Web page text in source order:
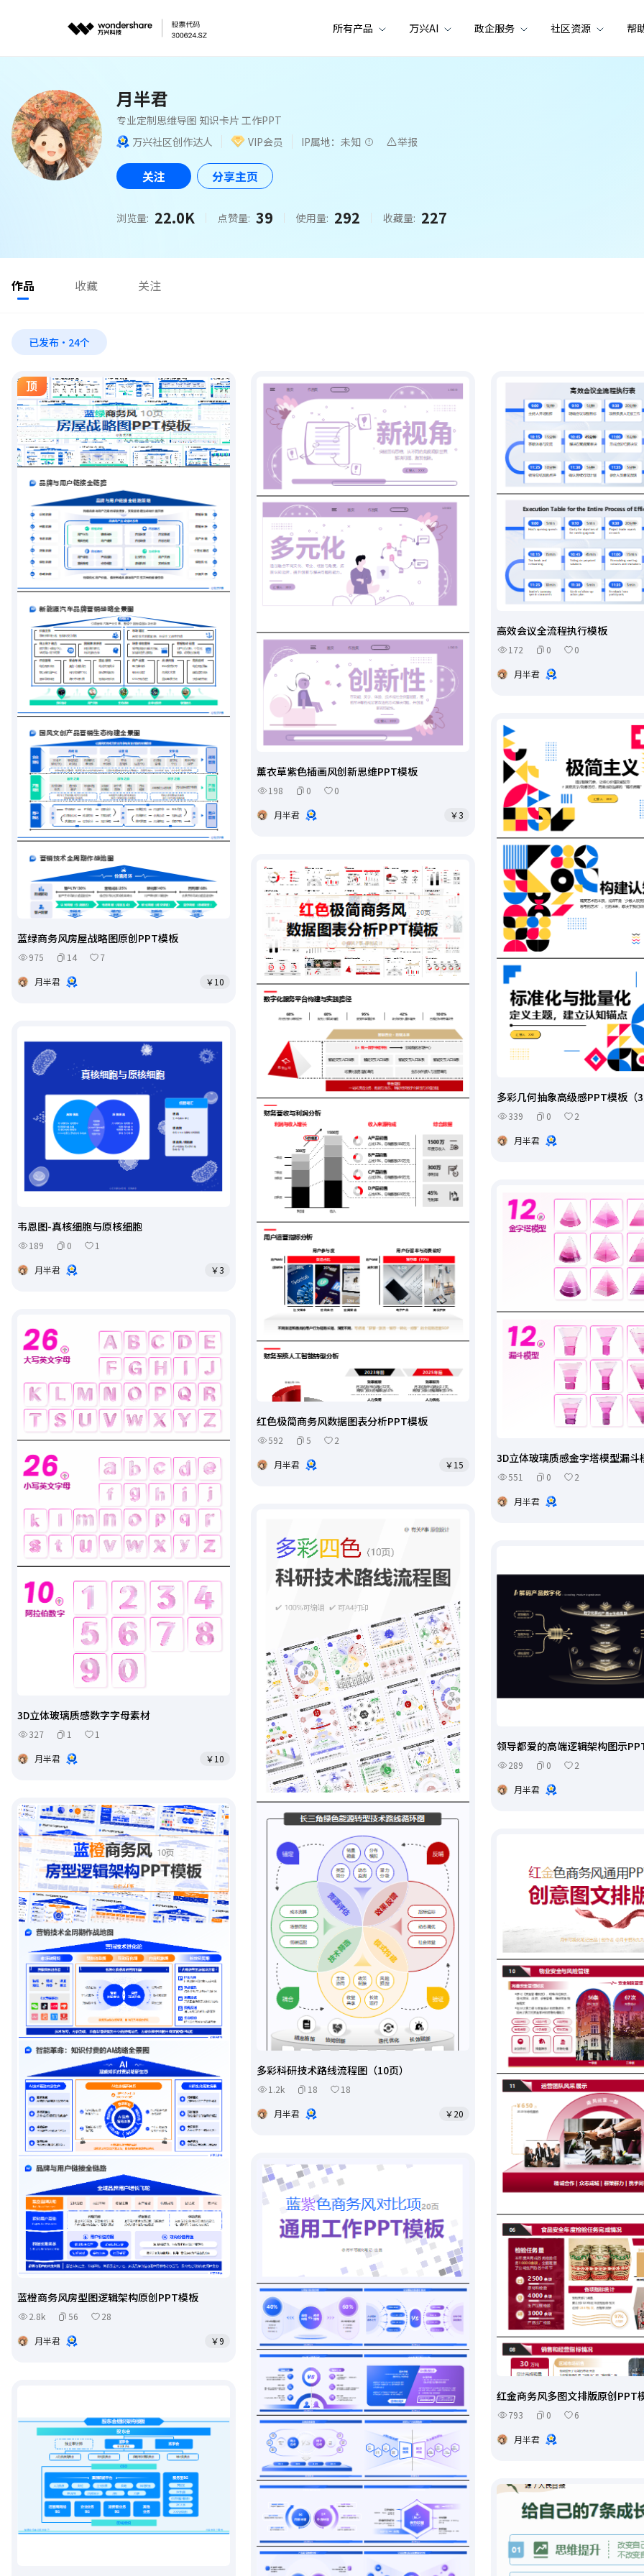
所有产品 万兴AI 政企服务 社区资源 帮
月半君
专业定制思维导图 知识卡片 工作PPT
万兴社区创作达人
VIP会员 IP属地：未知 举报
关注 分享主页
浏览量: 22.0K 点赞量: 39 使用量: 292 收藏量: 227
作品 收藏 关注
已发布·24个
蓝绿商务风房屋战略图原创PPT模板
975 14
7
月半君
￥10
薰衣草紫色插画风创新思维PPT模板
198 0
0
月半君
￥3
高效会议全流程执行模板
172 0
0
月半君
多彩几何抽象高级感PPT模板（
339 0
2
月半君
红色极简商务风数据图表分析PPT模板
592 5
2
月半君
￥15
韦恩图-真核细胞与原核细胞
189 0
1
月半君
￥3
3D立体玻璃质感金字塔模型漏斗
551 0
2
月半君
3D立体玻璃质感数字字母素材
327 1
1
月半君
￥10
多彩科研技术路线流程图（10页）
1.2k 18
18
月半君
￥20
领导都爱的高端逻辑架构图示
289 0
2
月半君
蓝橙商务风房型图逻辑架构原创PPT模板
2.8k 56
28
月半君
￥9
红金商务风多图文排版原创PPT
793 0
6
月半君